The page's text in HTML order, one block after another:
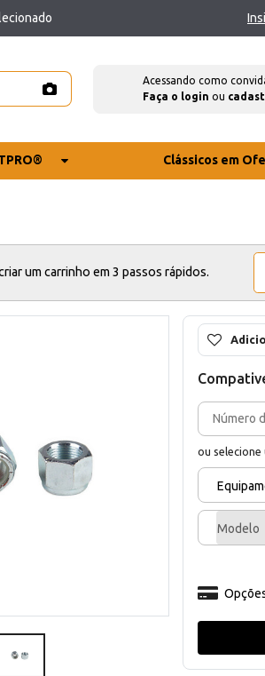
Acessando como
Faça o login ou
Clássicos em
um carrinho em 3 passos rápidos.
ou selecione
Modelo